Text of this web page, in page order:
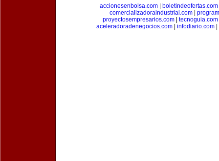
accionesenbolsa.com
boletindeofertas.com
comercializadoraindustrial.com
proyectosempresarios.com
tecnoguia.com
aceleradoradenegocios.com| infodiario.com|